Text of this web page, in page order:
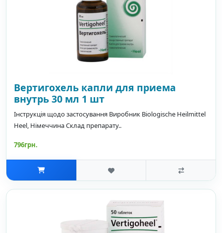
Вертигохель капли для приема
внутрь 30 мл 1 шт
Інструкція щодо застосування Виробник Biologische Heilmittel
Heel, Німеччина Склад препарату..
796грн.